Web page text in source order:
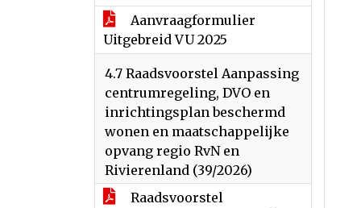
Aanvraagformulier
Uitgebreid VU 2025
4.7 Raadsvoorstel Aanpassing
centrumregeling, DVO en
inrichtingsplan beschermd
wonen en maatschappelijke
opvang regio RvN en
Rivierenland (39/2026)
Raadsvoorstel